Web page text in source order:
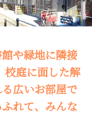
や緑地に隣接
校庭に面した解
広いお部屋で
れて、みんな